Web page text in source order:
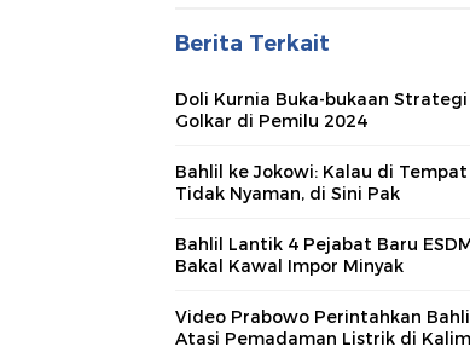
Berita Terkait
Doli Kurnia Buka-bukaan Strategi
Golkar di Pemilu 2024
Bahlil ke Jokowi: Kalau di
Tidak Nyaman, di Sini Pak
Bahlil Lantik 4 Pejabat Baru
Bakal Kawal Impor Minyak
Video Prabowo Perintahkan
Atasi Pemadaman Listrik di